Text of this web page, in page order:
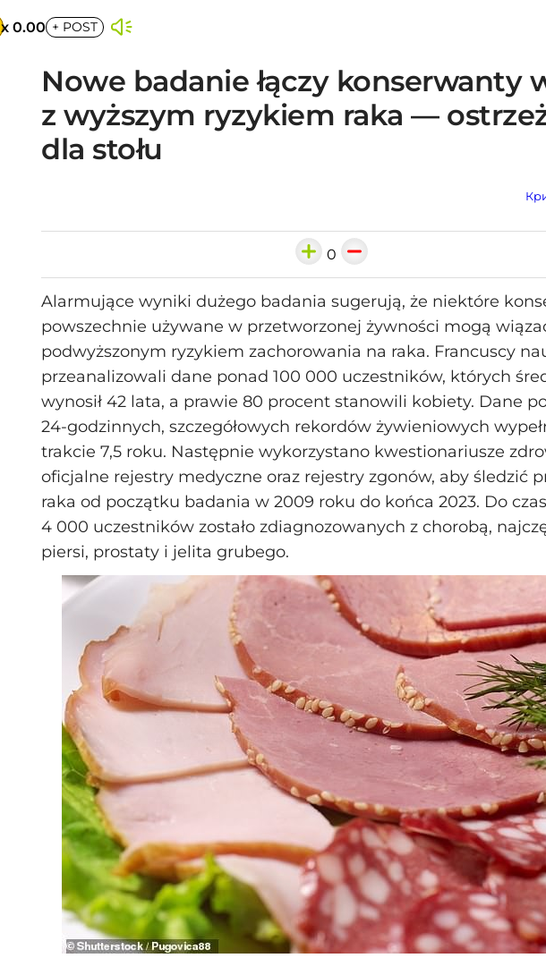
x 0.00 + POST
Nowe badanie łączy konserwanty
z wyższym ryzykiem raka —
dla stołu
0
Alarmujące wyniki dużego badania sugerują, że niektóre
powszechnie używane w przetworzonej żywności mogą
podwyższonym ryzykiem zachorowania na raka. Francuscy
przeanalizowali dane ponad 100 000 uczestników, których
wynosił 42 lata, a prawie 80 procent stanowili kobiety. Dane
24‑godzinnych, szczegółowych rekordów żywieniowych
trakcie 7,5 roku. Następnie wykorzystano kwestionariusze
oficjalne rejestry medyczne oraz rejestry zgonów, aby śledzić
raka od początku badania w 2009 roku do końca 2023. Do
4 000 uczestników zostało zdiagnozowanych z chorobą,
piersi, prostaty i jelita grubego.